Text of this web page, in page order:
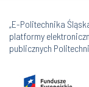
„E-Politechnika
platformy
publicznych